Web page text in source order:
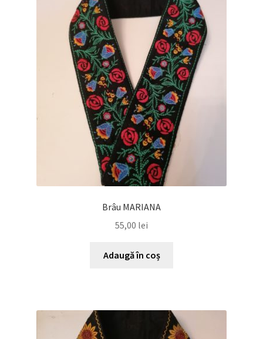
variații.
Opțiunile
pot
fi
alese
în
pagina
Brâu MARIANA
55,00 lei
Adaugă în coș